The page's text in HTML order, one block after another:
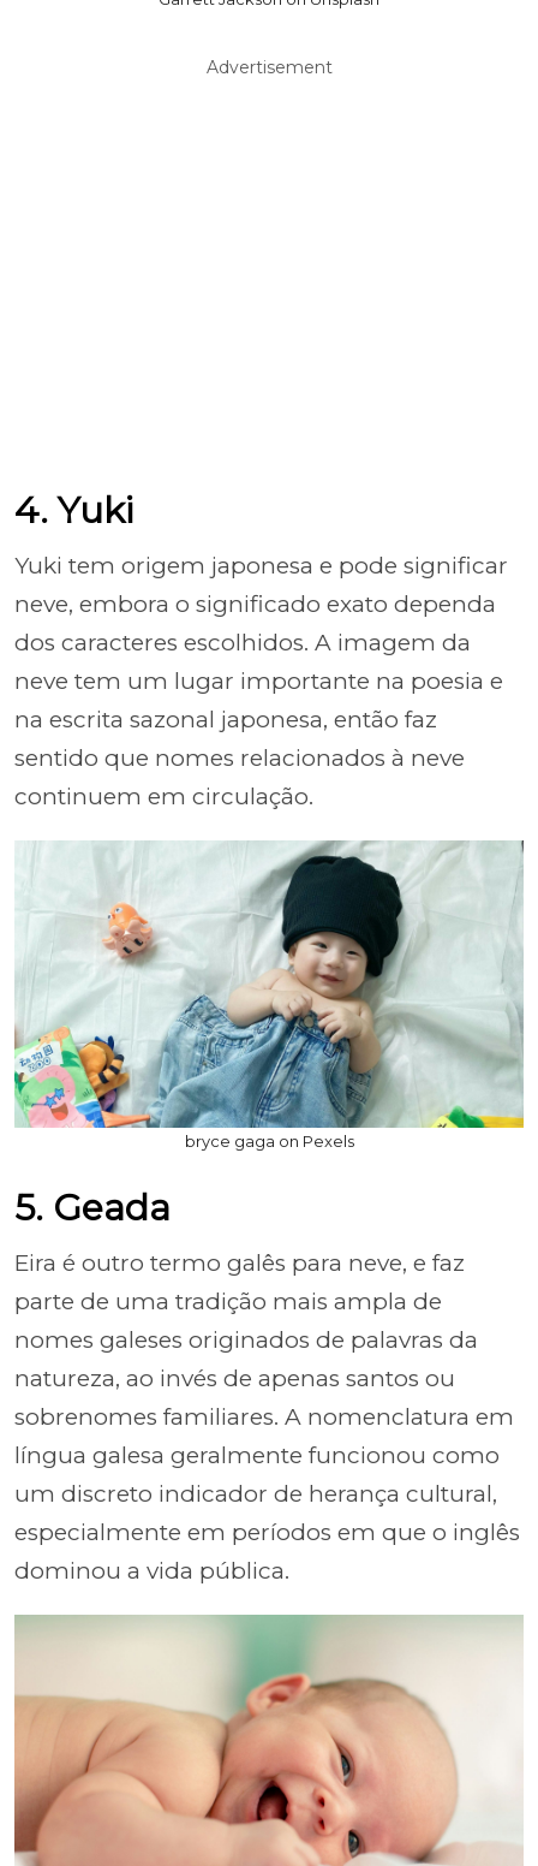
Advertisement
4. Yuki
Yuki tem origem japonesa e pode significar
neve, embora o significado exato dependa
dos caracteres escolhidos. A imagem da
neve tem um lugar importante na poesia e
na escrita sazonal japonesa, então faz
sentido que nomes relacionados à neve
continuem em circulação.
bryce gaga on Pexels
5. Geada
Eira é outro termo galês para neve, e faz
parte de uma tradição mais ampla de
nomes galeses originados de palavras da
natureza, ao invés de apenas santos ou
sobrenomes familiares. A nomenclatura em
língua galesa geralmente funcionou como
um discreto indicador de herança cultural,
especialmente em períodos em que o inglês
dominou a vida pública.